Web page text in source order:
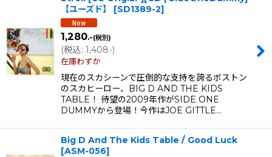
【ユーズド】
[SD1389-2]
1,280.-(税別)
(税込: 1,408.-)
在庫わずか
現在のスカシーンで圧倒的な支持を誇るボストン
のスカヒーロー、BIG D AND THE KIDS
TABLE！ 待望の2009年作がSIDE ONE
DUMMYから登場！今作はJOE GITTLE…
Big D And The Kids Table / Good Luck
[ASM-056]